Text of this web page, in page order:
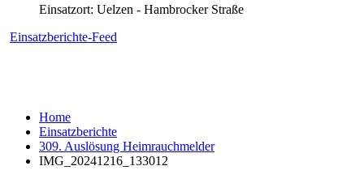
Einsatzort: Uelzen - Hambrocker Straße
Einsatzberichte-Feed
Home
Einsatzberichte
309. Auslösung Heimrauchmelder
IMG_20241216_133012